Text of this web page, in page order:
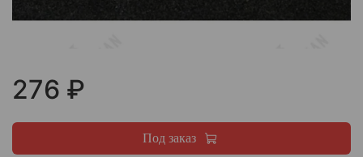
276 ₽
Под заказ